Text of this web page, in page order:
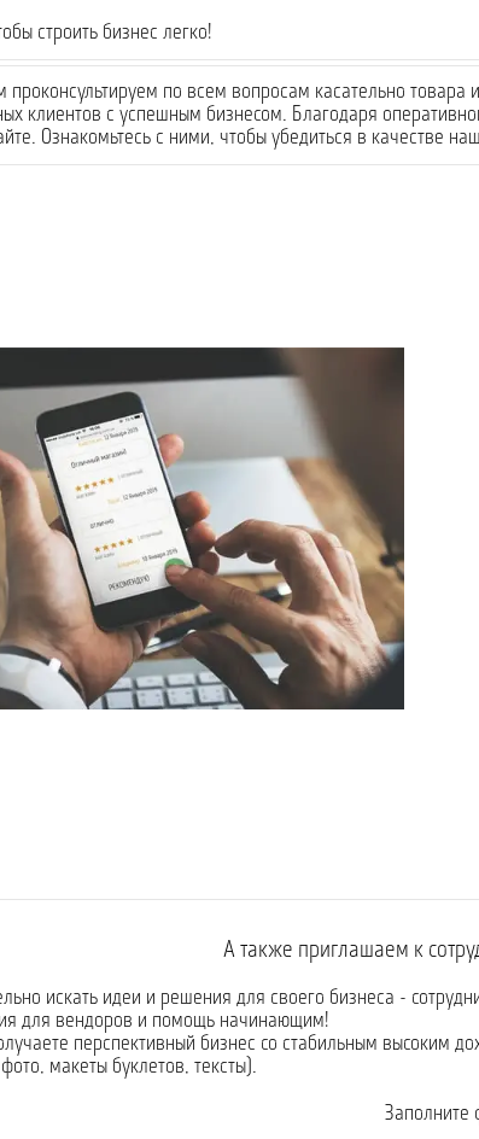
строить бизнес легко!
проконсультируем по всем вопросам касательно
клиентов с успешным бизнесом. Благодаря
Ознакомьтесь с ними, чтобы убедиться в качестве
А также приглашаем к
искать идеи и решения для своего бизнеса -
для вендоров и помощь начинающим!
перспективный бизнес со стабильным высоким
макеты буклетов, тексты).
Заполните